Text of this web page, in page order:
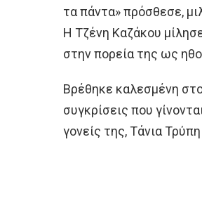
τα πάντα» πρόσθεσε,
H Τζένη Καζάκου
στην πορεία της ως
Βρέθηκε καλεσμένη
συγκρίσεις που
γονείς της, Τάνια